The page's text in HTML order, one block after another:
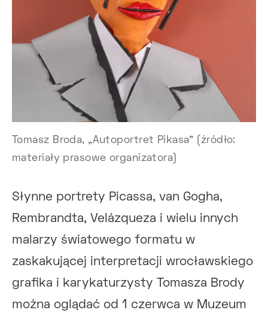
Tomasz Broda, „Autoportret Pikasa” (źródło:
materiały prasowe organizatora)
Słynne portrety Picassa, van Gogha,
Rembrandta, Velázqueza i wielu innych
malarzy światowego formatu w
zaskakującej interpretacji wrocławskiego
grafika i karykaturzysty Tomasza Brody
można oglądać od 1 czerwca w Muzeum